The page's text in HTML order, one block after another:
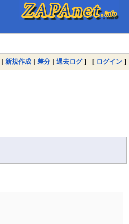
| 新規作成 | 差分 | 過去ログ] [ ログイン ]